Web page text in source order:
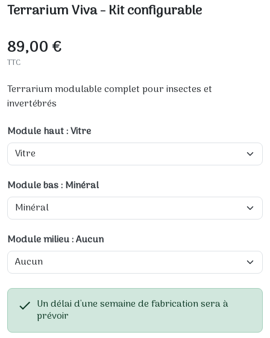
Terrarium Viva - Kit configurable
89,00 €
TTC
Terrarium modulable complet pour insectes et
invertébrés
Module haut : Vitre
Module bas : Minéral
Module milieu : Aucun
 Un délai d'une semaine de fabrication sera à
prévoir